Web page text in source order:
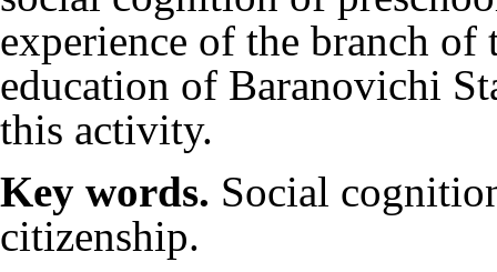
experience of the branch
education of Baranovichi
this activity.
Key words. Social
citizenship.